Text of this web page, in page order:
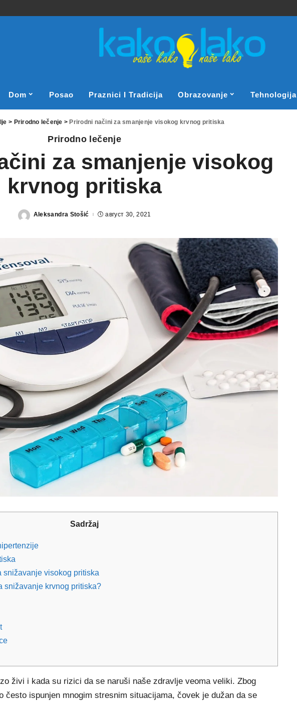
Dom Posao Praznici I Tradicija Obrazovanje Tehnologija
> Prirodno lečenje > Prirodni načini za smanjenje visokog krvnog pritiska
Prirodno lečenje
za smanjenje visokog
krvnog pritiska
Posted
Aleksandra Stošić август 30, 2021
Sadržaj
snižavanje visokog pritiska
snižavanje krvnog pritiska?
živi i kada su rizici da se naruši naše zdravlje veoma veliki. Zbog
često ispunjen mnogim stresnim situacijama, čovek je dužan da se